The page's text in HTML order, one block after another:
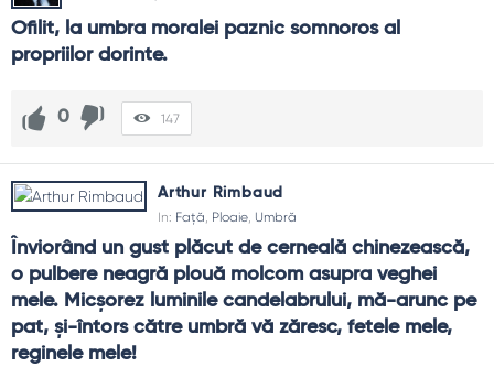
Ofilit, la umbra moralei paznic somnoros al
propriilor dorinte.
0 147
Arthur Rimbaud
In: Față Ploaie Umbră
Înviorând un gust plăcut de cerneală chinezească,
o pulbere neagră plouă molcom asupra veghei
mele. Micşorez luminile candelabrului, mă-arunc pe
pat, şi-întors către umbră vă zăresc, fetele mele,
reginele mele!